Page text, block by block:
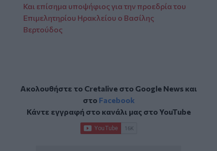
Και επίσημα υποψήφιος για την προεδρία του
Επιμελητηρίου Ηρακλείου ο Βασίλης
Βερτούδος
Ακολουθήστε το Cretalive στο Google Newsκαι
στο Facebook
Κάντε εγγραφή στο κανάλι μας στοYouTube